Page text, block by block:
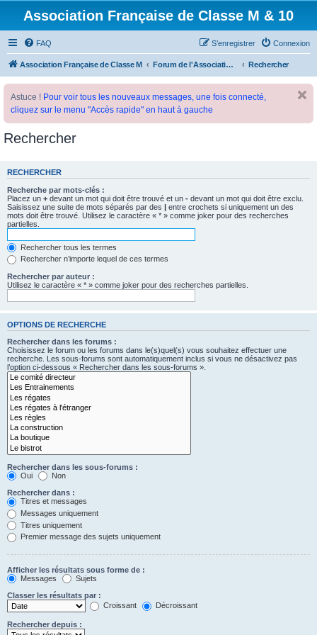
Association Française de Classe M & 10
FAQ Connexion
S’enregistrer
Association Française de Classe M Forum de l'Association Française de Classe M Rechercher
Astuce ! Pour voir tous les nouveaux messages, une fois connecté,
cliquez sur le menu "Accès rapide" en haut à gauche
Rechercher
RECHERCHER
Recherche par mots-clés :
Placez un + devant un mot qui doit être trouvé et un - devant un mot qui doit être exclu.
Saisissez une suite de mots séparés par des | entre crochets si uniquement un des
mots doit être trouvé. Utilisez le caractère « * » comme joker pour des recherches
partielles.
Rechercher tous les termes
Rechercher n’importe lequel de ces termes
Rechercher par auteur :
Utilisez le caractère « * » comme joker pour des recherches partielles.
OPTIONS DE RECHERCHE
Rechercher dans les forums :
Choisissez le forum ou les forums dans le(s)quel(s) vous souhaitez effectuer une
recherche. Les sous-forums sont automatiquement inclus si vous ne désactivez pas
l’option ci-dessous « Rechercher dans les sous-forums ».
Rechercher dans les sous-forums :
Oui
Non
Rechercher dans :
Titres et messages
Messages uniquement
Titres uniquement
Premier message des sujets uniquement
Afficher les résultats sous forme de :
Messages
Sujets
Classer les résultats par :
Croissant
Décroissant
Rechercher depuis :